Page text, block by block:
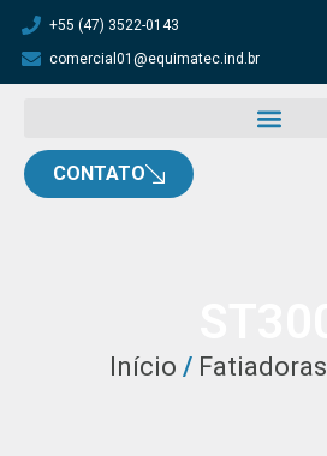
+55 (47) 3522-0143
comercial01@equimatec.ind.br
CONTATO
Início / Fatiadoras